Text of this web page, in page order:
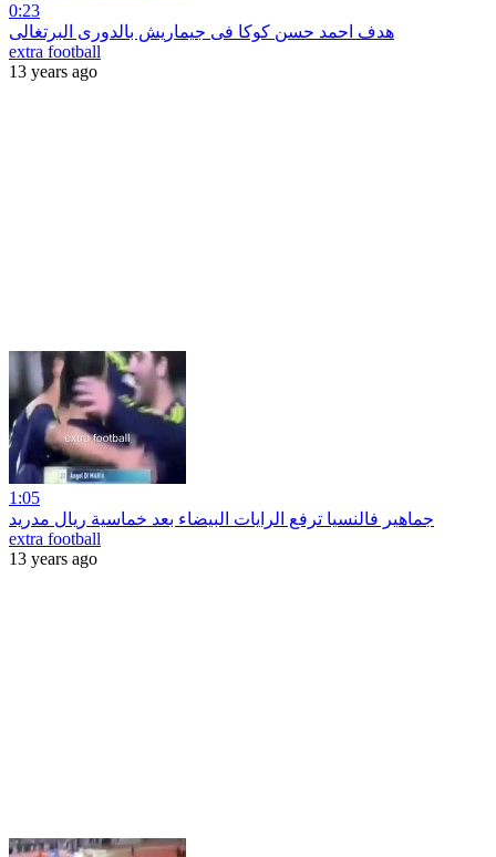
0:23
هدف احمد حسن كوكا فى جيماريش بالدورى البرتغالى
extra football
13 years ago
1:05
جماهير فالنسيا ترفع الرايات البيضاء بعد خماسية ريال مدريد
extra football
13 years ago